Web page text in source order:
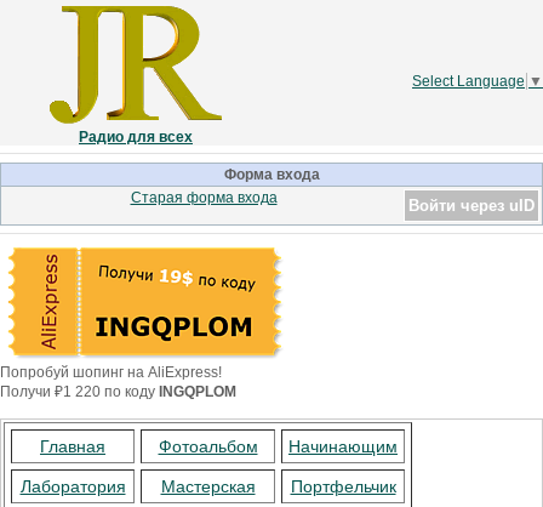
Радио для всех
Select Language ▼
Форма входа
Войти через uID
Старая форма входа
Попробуй шопинг на AliExpress!
Получи ₽1 220 по коду INGQPLOM
Главная Фотоальбом Начинающим
Лаборатория Мастерская Портфельчик